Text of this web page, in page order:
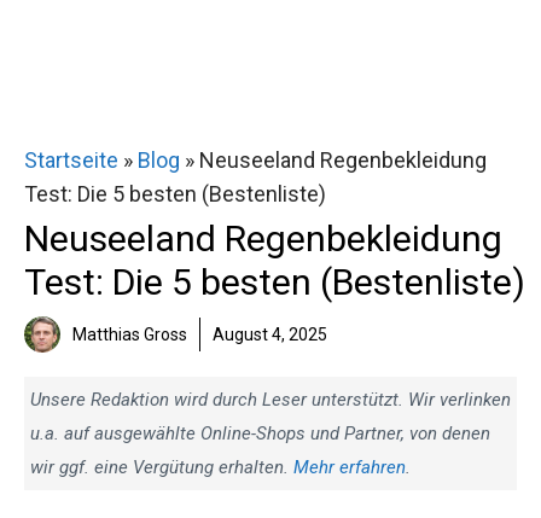
Startseite » Blog » Neuseeland Regenbekleidung
Test: Die 5 besten (Bestenliste)
Neuseeland Regenbekleidung
Test: Die 5 besten (Bestenliste)
Matthias Gross August 4, 2025
Unsere Redaktion wird durch Leser unterstützt. Wir verlinken
u.a. auf ausgewählte Online-Shops und Partner, von denen
wir ggf. eine Vergütung erhalten. Mehr erfahren.